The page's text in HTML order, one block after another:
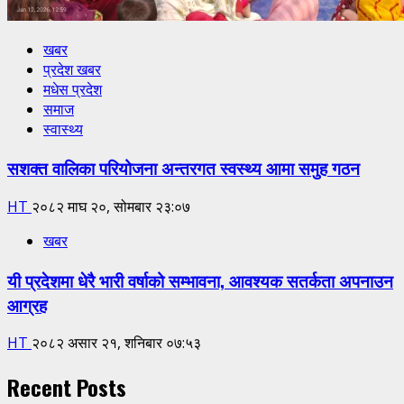
खबर
प्रदेश खबर
मधेस प्रदेश
समाज
स्वास्थ्य
सशक्त वालिका परियोजना अन्तरगत स्वस्थ्य आमा समुह गठन
HT २०८२ माघ २०, सोमबार २३:०७
खबर
यी प्रदेशमा धेरै भारी वर्षाको सम्भावना, आवश्यक सतर्कता अपनाउन
आग्रह
HT २०८२ असार २१, शनिबार ०७:५३
Recent Posts